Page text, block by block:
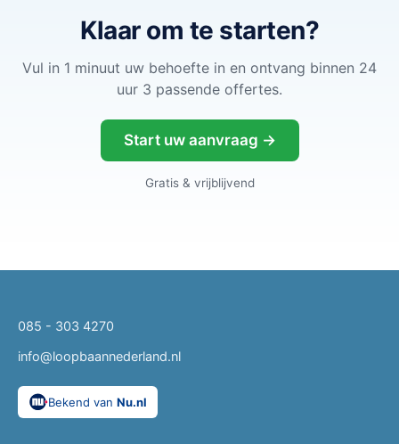
Klaar om te starten?
Vul in 1 minuut uw behoefte in en ontvang binnen 24
uur 3 passende offertes.
Start uw aanvraag →
Gratis & vrijblijvend
085 - 303 4270
info@loopbaannederland.nl
Bekend van Nu.nl